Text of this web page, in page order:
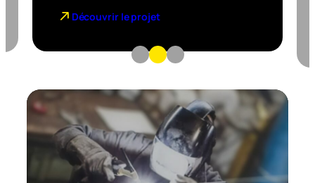
Découvrir le projet